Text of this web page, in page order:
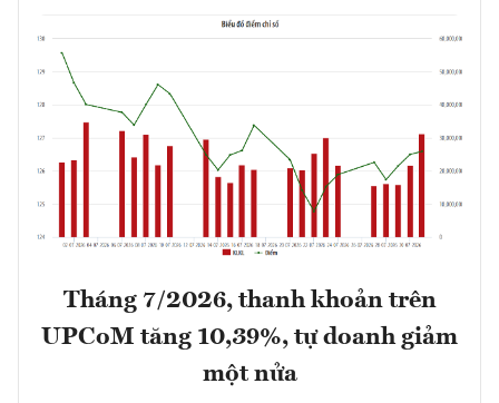
Tháng 7/2026, thanh khoản trên
UPCoM tăng 10,39%, tự doanh giảm
một nửa